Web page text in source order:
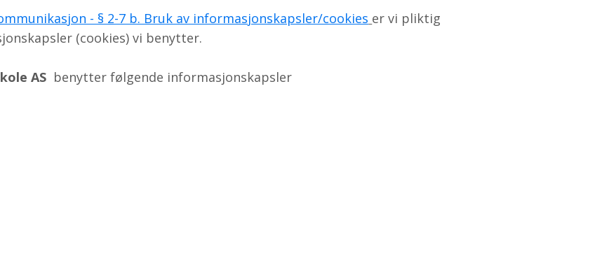
- § 2-7 b. Bruk av informasjonskapsler/cookies er vi pliktig
(cookies) vi benytter.
AS benytter følgende informasjonskapsler